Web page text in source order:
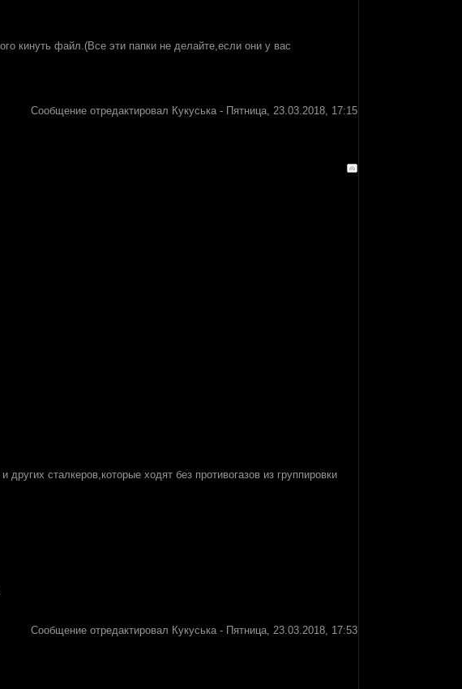
кинуть файл.(Все эти папки не делайте,если они у вас
Сообщение отредактировал Кукуська- Пятница, 23.03.2018, 17:15
сталкеров,которые ходят без противогазов из группировки
Сообщение отредактировал Кукуська- Пятница, 23.03.2018, 17:53